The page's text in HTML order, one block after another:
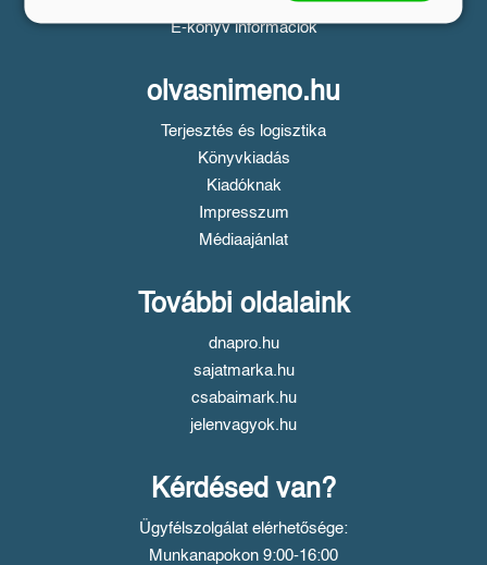
E-könyv információk
olvasnimeno.hu
Terjesztés és logisztika
Könyvkiadás
Kiadóknak
Impresszum
Médiaajánlat
További oldalaink
dnapro.hu
sajatmarka.hu
csabaimark.hu
jelenvagyok.hu
Kérdésed van?
Ügyfélszolgálat elérhetősége:
Munkanapokon 9:00-16:00